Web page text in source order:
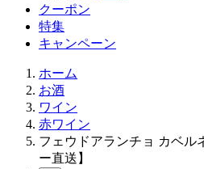
クーポン
特集
キャンペーン
ホーム
お酒
ワイン
赤ワイン
フェウドアランチョ カベル
ー直送】